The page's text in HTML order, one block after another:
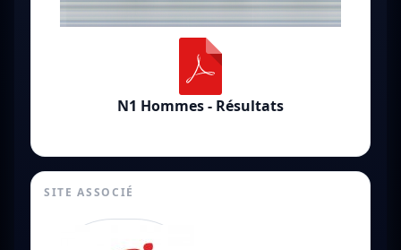
N1 Hommes - Résultats
SITE ASSOCIÉ